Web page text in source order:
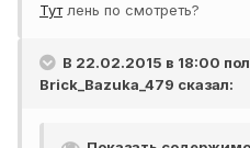
Тутлень по смотреть?
В 22.02.2015 в 18:00
Brick_Bazuka_479 сказал: